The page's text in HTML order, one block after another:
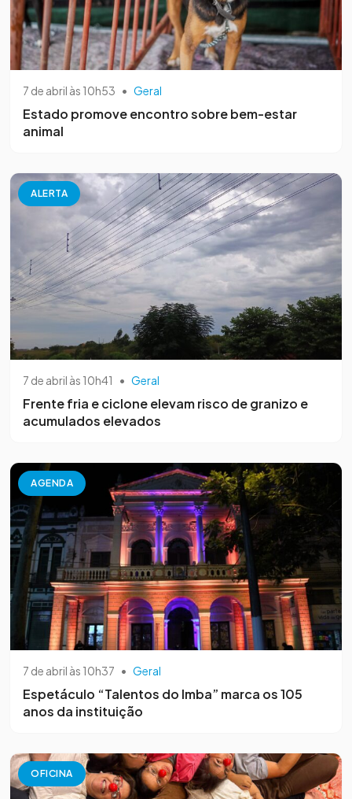
7 de abril às 10h53 • Geral
Estado promove encontro sobre bem-estar
animal
ALERTA
7 de abril às 10h41 • Geral
Frente fria e ciclone elevam risco de granizo e
acumulados elevados
AGENDA
7 de abril às 10h37 • Geral
Espetáculo “Talentos do Imba” marca os 105
anos da instituição
OFICINA